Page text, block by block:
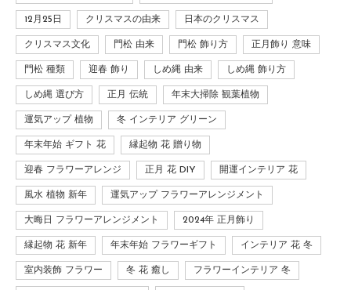
12月25日 クリスマスの由来 日本のクリスマス
クリスマス文化 門松 由来 門松 飾り方 正月飾り 意味
門松 種類 迎春 飾り しめ縄 由来 しめ縄 飾り方
しめ縄 選び方 正月 伝統 年末大掃除 観葉植物
運気アップ 植物 冬 インテリア グリーン
年末年始 ギフト 花 縁起物 花 贈り物
迎春 フラワーアレンジ 正月 花 DIY 開運インテリア 花
風水 植物 新年 運気アップ フラワーアレンジメント
大晦日 フラワーアレンジメント 2024年 正月飾り
縁起物 花 新年 年末年始 フラワーギフト インテリア 花 冬
室内装飾 フラワー 冬 花 癒し フラワーインテリア 冬